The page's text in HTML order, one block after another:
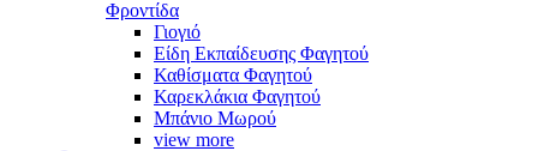
Φροντίδα
Γιογιό
Είδη Εκπαίδευσης Φαγητού
Καθίσματα Φαγητού
Καρεκλάκια Φαγητού
Μπάνιο Μωρού
view more